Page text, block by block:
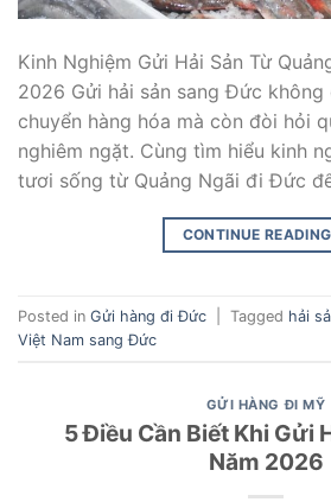
Kinh Nghiệm Gửi Hải Sản Từ
2026 Gửi hải sản sang Đức không
chuyển hàng hóa mà còn đòi hỏi
nghiêm ngặt. Cùng tìm hiểu kinh
tươi sống từ Quảng Ngãi đi Đức
CONTINUE READING
Posted in Gửi hàng đi Đức Tagged hải
Việt Nam sang Đức
GỬI HÀNG ĐI MỸ
5 Điều Cần Biết Khi Gửi
Năm 2026